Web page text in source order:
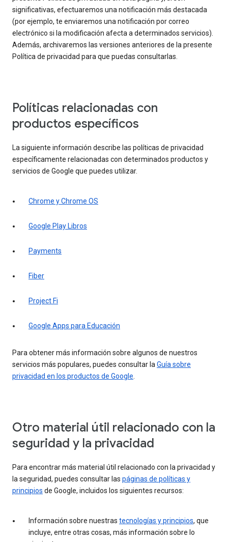
significativas, efectuaremos una notificación más destacada
(por ejemplo, te enviaremos una notificación por correo
electrónico si la modificación afecta a determinados servicios).
Además, archivaremos las versiones anteriores de la presente
Política de privacidad para que puedas consultarlas.
Políticas relacionadas con
productos específicos
La siguiente información describe las políticas de privacidad
específicamente relacionadas con determinados productos y
servicios de Google que puedes utilizar.
Chrome y Chrome OS
Google Play Libros
Payments
Fiber
Project Fi
Google Apps para Educación
Para obtener más información sobre algunos de nuestros
servicios más populares, puedes consultar laGuía sobre
privacidad en los productos de Google.
Otro material útil relacionado con la
seguridad y la privacidad
Para encontrar más material útil relacionado con la privacidad y
la seguridad, puedes consultar las páginas de políticas y
principios de Google, incluidos los siguientes recursos:
Información sobre nuestras tecnologías y principios, que
incluye, entre otras cosas, más información sobre lo